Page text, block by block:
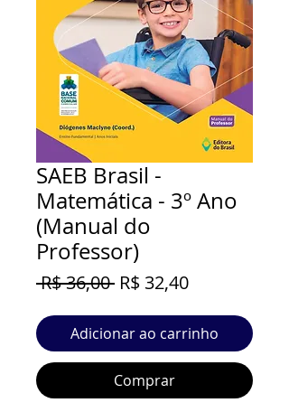
SAEB Brasil -
Matemática - 3º Ano
(Manual do
Professor)
R$ 36,00 Preço
R$ 32,40Preço
Adicionar ao carrinho
Comprar